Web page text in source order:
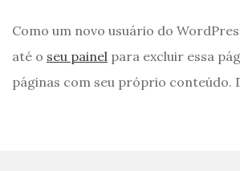
Como um novo usuário do
até o seu painel para excluir essa
páginas com seu próprio conteúdo.